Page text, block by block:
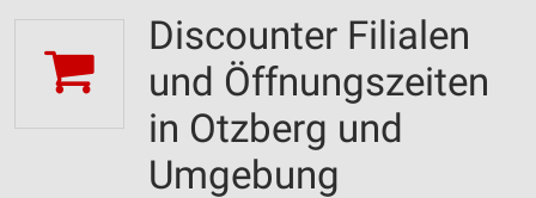
Discounter Filialen
und Öffnungszeiten
in Otzberg und
Umgebung